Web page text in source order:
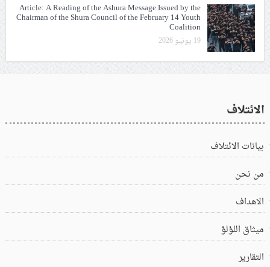
Article: A Reading of the Ashura Message Issued by the
Chairman of the Shura Council of the February 14 Youth
Coalition
19 يونيو 2026
الائتلاف
بيانات الائتلاف
من نحن
الاهداف
ميثاق اللؤلؤ
التقارير